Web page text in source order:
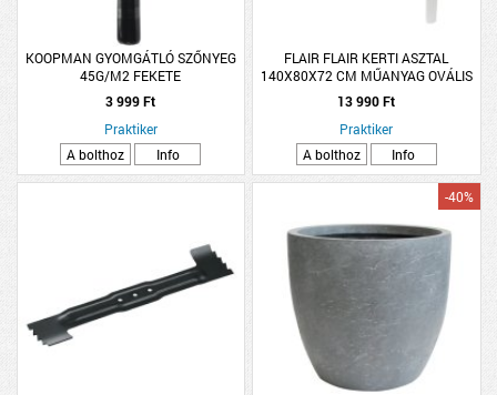
KOOPMAN GYOMGÁTLÓ SZŐNYEG
45G/M2 FEKETE
3 999 Ft
Praktiker
A bolthoz
Info
FLAIR FLAIR KERTI ASZTAL
140X80X72 CM MŰANYAG OVÁLIS
FEHÉR
13 990 Ft
Praktiker
A bolthoz
Info
-40%